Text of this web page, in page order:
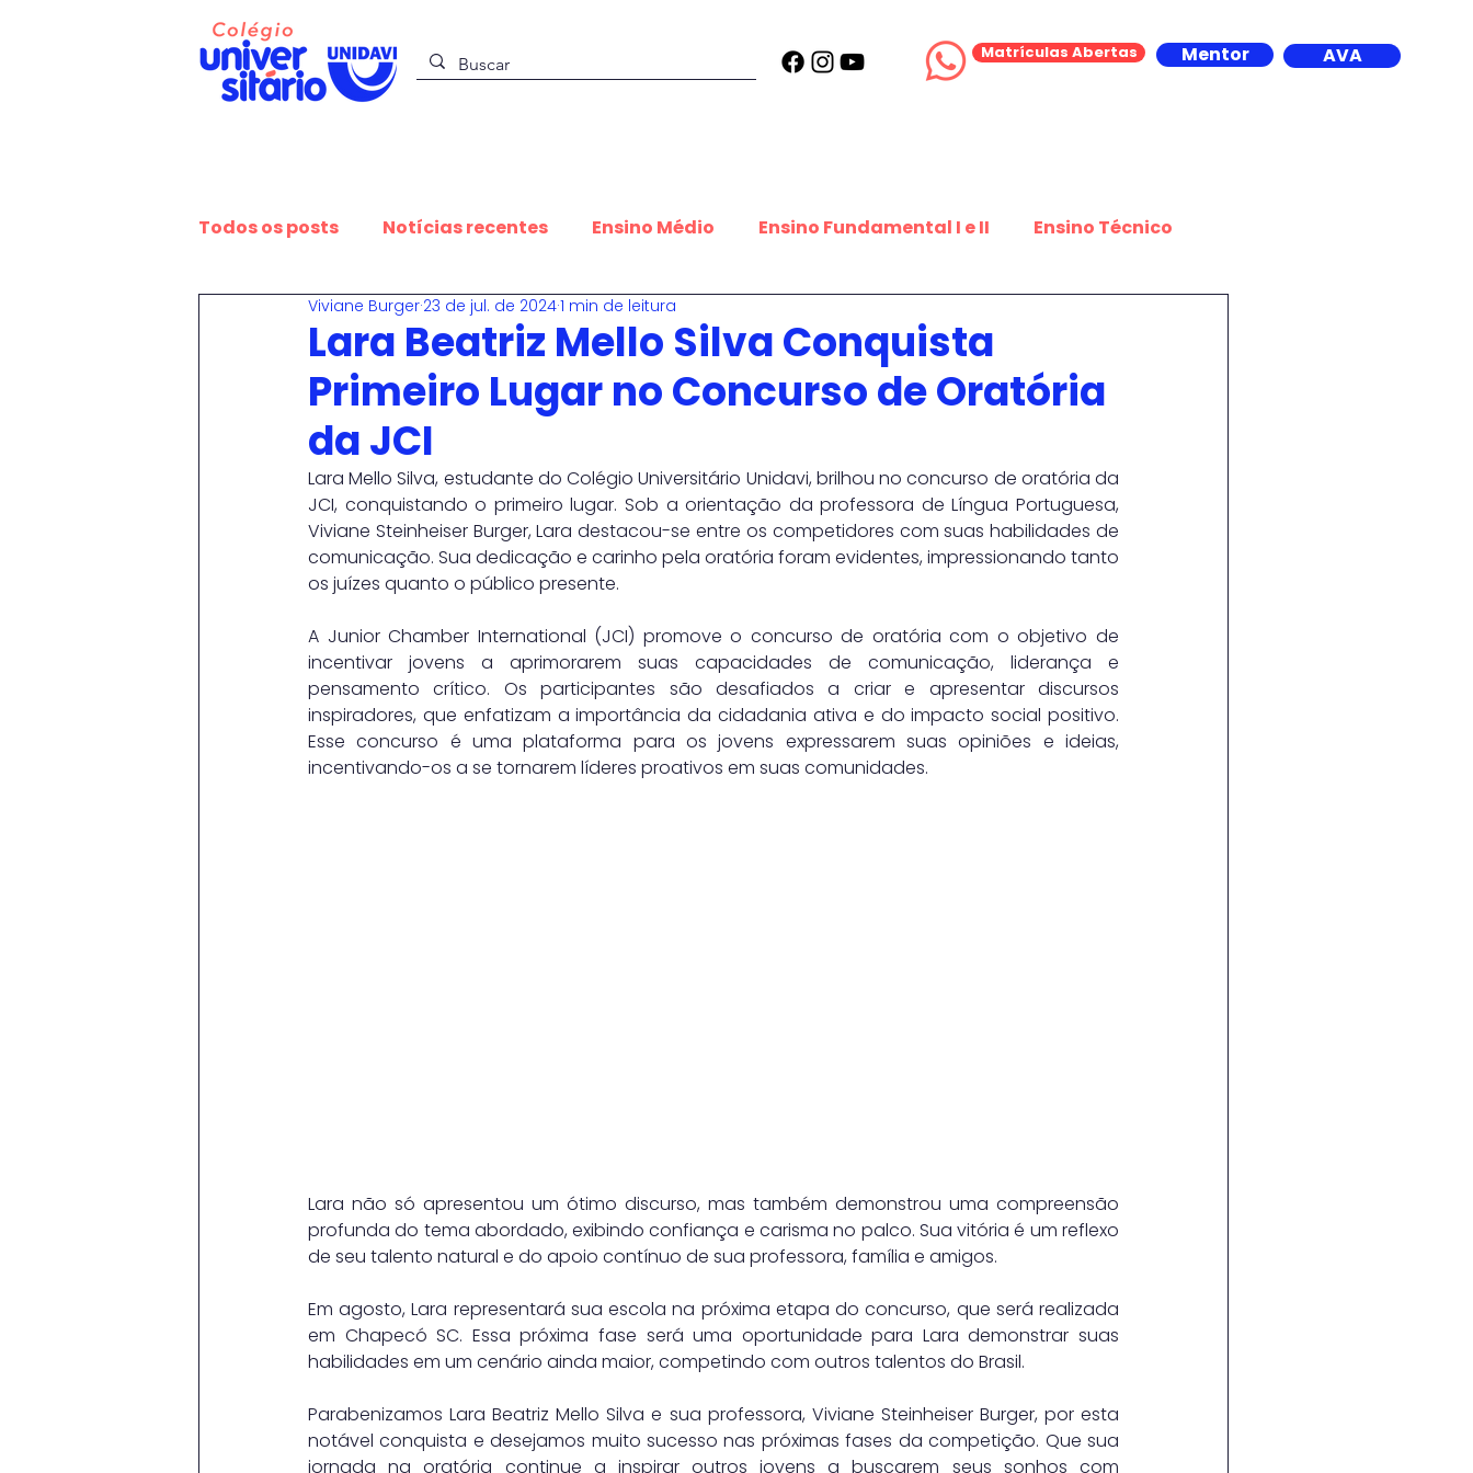
Matrículas Abertas Mentor AVA
Todos os posts Notícias recentes Ensino Médio Ensino Fundamental I e II Ensino Técnico
Sustentabilidade Estudantes que inspiram
Educação e Expressão Equipe Editorial Contribuições estudantis
Lara Beatriz Mello Silva Conquista
Primeiro Lugar no Concurso de Oratória
da JCI
Viviane Burger 23 de jul. de 20241 min de leitura
Lara Mello Silva, estudante do Colégio Universitário Unidavi, brilhou no concurso de oratória da
JCI, conquistando o primeiro lugar. Sob a orientação da professora de Língua Portuguesa,
Viviane Steinheiser Burger, Lara destacou-se entre os competidores com suas habilidades de
comunicação. Sua dedicação e carinho pela oratória foram evidentes, impressionando tanto
os juízes quanto o público presente.
A Junior Chamber International (JCI) promove o concurso de oratória com o objetivo de
incentivar jovens a aprimorarem suas capacidades de comunicação, liderança e
pensamento crítico. Os participantes são desafiados a criar e apresentar discursos
inspiradores, que enfatizam a importância da cidadania ativa e do impacto social positivo.
Esse concurso é uma plataforma para os jovens expressarem suas opiniões e ideias,
incentivando-os a se tornarem líderes proativos em suas comunidades.
Lara não só apresentou um ótimo discurso, mas também demonstrou uma compreensão
profunda do tema abordado, exibindo confiança e carisma no palco. Sua vitória é um reflexo
de seu talento natural e do apoio contínuo de sua professora, família e amigos.
Em agosto, Lara representará sua escola na próxima etapa do concurso, que será realizada
em Chapecó SC. Essa próxima fase será uma oportunidade para Lara demonstrar suas
habilidades em um cenário ainda maior, competindo com outros talentos do Brasil.
Parabenizamos Lara Beatriz Mello Silva e sua professora, Viviane Steinheiser Burger, por esta
notável conquista e desejamos muito sucesso nas próximas fases da competição. Que sua
jornada na oratória continue a inspirar outros jovens a buscarem seus sonhos com